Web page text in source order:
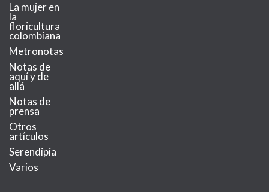
La mujer en
la
floricultura
colombiana
Metronotas
Notas de
aquí y de
allá
Notas de
prensa
Otros
artículos
Serendipia
Varios